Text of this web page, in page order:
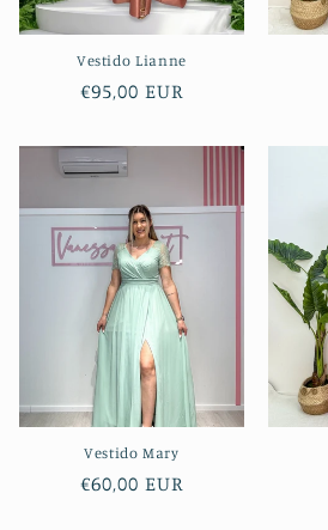
Vestido Lianne
Preço
€95,00 EUR
Vestido Mary
Preço
€60,00 EUR